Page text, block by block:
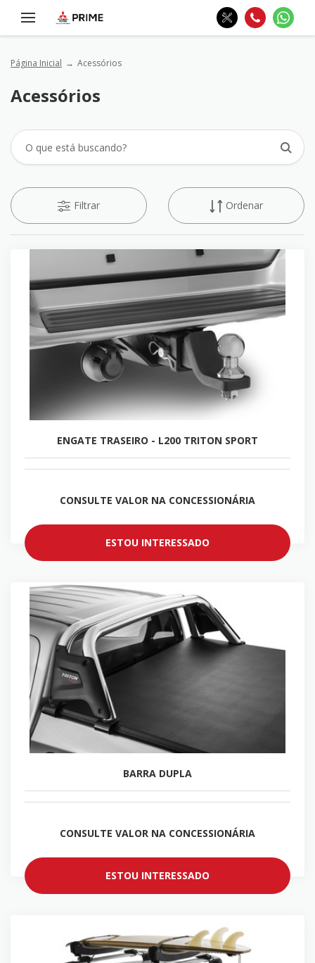
Página Inicial Acessórios
Acessórios
Filtrar Ordenar
ENGATE TRASEIRO - L200 TRITON SPORT
CONSULTE VALOR NA CONCESSIONÁRIA
ESTOU INTERESSADO
BARRA DUPLA
CONSULTE VALOR NA CONCESSIONÁRIA
ESTOU INTERESSADO